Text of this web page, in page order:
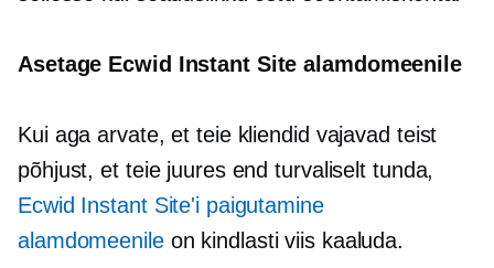
Asetage Ecwid Instant Site alamdomeenile
Kui aga arvate, et teie kliendid vajavad teist
põhjust, et teie juures end turvaliselt tunda,
Ecwid Instant Site'i paigutamine
alamdomeenileon kindlasti viis kaaluda.